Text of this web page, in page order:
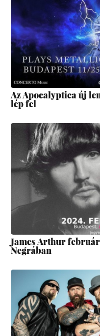
Az Apocalyptica új
lép fel
James Arthur
Negrában